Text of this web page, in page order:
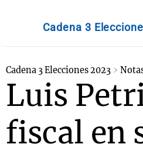
Cadena 3
Cadena 3 Elecciones 2023
Luis
fiscal en